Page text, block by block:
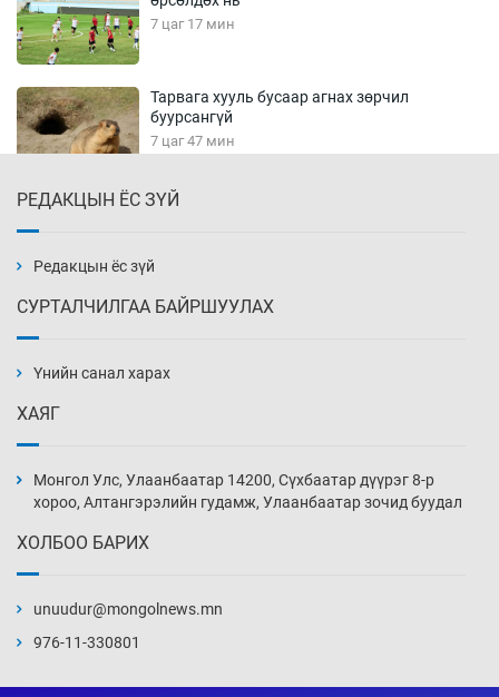
7 цаг 17 мин
Тарвага хууль бусаар агнах зөрчил
буурсангүй
7 цаг 47 мин
8 цаг 17 мин
8 цаг 47 мин
9 цаг 17 мин
хэмжээг шинэчлэн тогтоох нь
РЕДАКЦЫН ЁС ЗҮЙ
Редакцын ёс зүй
СУРТАЛЧИЛГАА БАЙРШУУЛАХ
Үнийн санал харах
ХАЯГ
Монгол Улс, Улаанбаатар 14200, Сүхбаатар дүүрэг 8-р
хороо, Алтангэрэлийн гудамж, Улаанбаатар зочид буудал
ХОЛБОО БАРИХ
unuudur@mongolnews.mn
976-11-330801